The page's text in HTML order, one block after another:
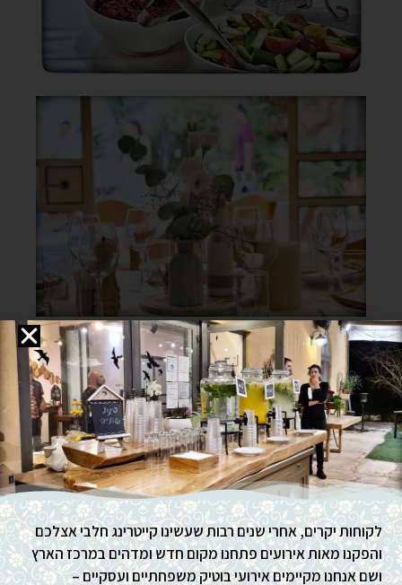
לקוחות יקרים, אחרי שנים רבות שעשינו קייטרינג חלבי אצלכם
והפקנו מאות אירועים פתחנו מקום חדש ומדהים במרכז הארץ
ושם אנחנו מקיימים אירועי בוטיק משפחתיים ועסקיים –